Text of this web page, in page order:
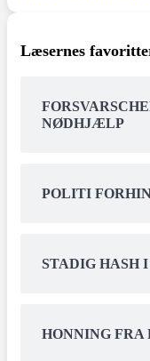
Læsernes
NØDHJÆLP
POLITI
STADIG HASH
HONNING FRA